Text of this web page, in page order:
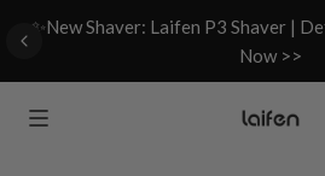
✨New Shaver: Laifen P3 Shaver |
Now >>